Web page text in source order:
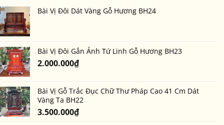
tiên
ảnh
bằng
Khi
điểm
Bài Vị Đôi Dát Vàng Gỗ Hương BH24
Bài Vị Đôi Gắn Ảnh Tứ Linh Gỗ Hương BH23
2.000.000₫
Bài Vị Gỗ Trắc Đục Chữ Thư Pháp Cao 41 Cm Dát
Vàng Ta BH22
3.500.000₫